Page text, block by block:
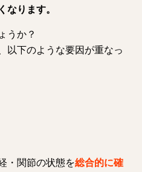
なります。
うか？
以下のような要因が重なっ
・関節の状態を総合的に確